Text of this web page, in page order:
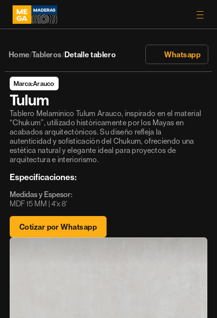
Home/Tableros/Detalle tablero Whatsapp
Marca:Arauco
Tulum
Tablero Melamínico Tulum Arauco, inspirado en el material
“Chukum”, utilizado históricamente por los Mayas en
acabados arquitectónicos. Su diseño refleja la
autenticidad y sofisticación del Chukum, ofreciendo una
estética natural y elegante ideal para proyectos de
arquitectura e interiorismo.
Especificaciones:
Medidas y Espesor:
MDF 15 MM | 4’x 8’
Cotizar por Whatsapp